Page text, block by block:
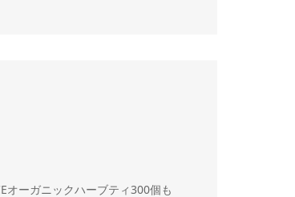
オーガニックハーブティ300個も